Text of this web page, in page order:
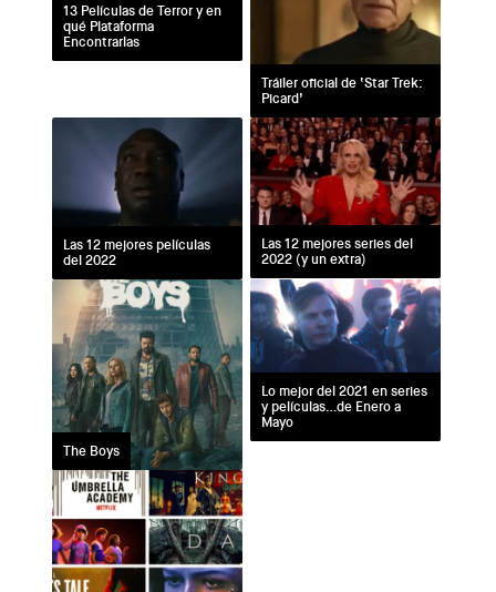
13 Películas de Terror y en
qué Plataforma
Encontrarlas
Tráiler oficial de ‘Star Trek:
Picard’
Las 12 mejores películas
del 2022
Las 12 mejores series del
2022 (y un extra)
The Boys
Lo mejor del 2021 en series
y películas…de Enero a
Mayo